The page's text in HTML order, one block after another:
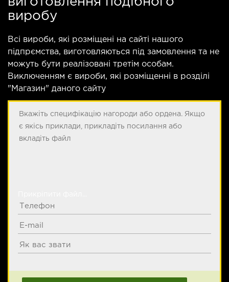
виробу
Всі вироби, які розміщені на сайті нашого
підпрємства, виготовляються під замовлення та не
можуть бути реалізовані третім особам.
Виключенням є вироби, які розміщенні в розділі
"Магазин" даного сайту